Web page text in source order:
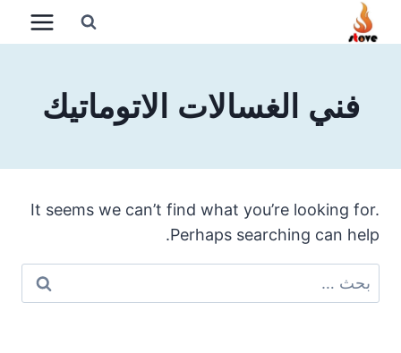
التجاوز
فني الغسالات الاتوماتيك
It seems we can’t find what you’re looking for.
Perhaps searching can help.
عن: